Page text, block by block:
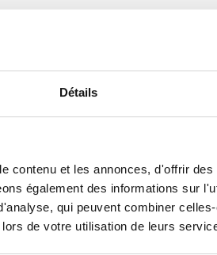
Détails
contenu et les annonces, d'offrir
également des informations sur
qui peuvent combiner
de votre utilisation de leurs
vertsAvec une
et